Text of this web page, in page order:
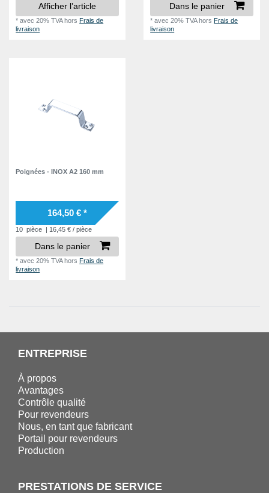
Afficher l’article
*avec 20% TVAhorsFrais de
livraison
Dans le panier
*avec 20% TVAhorsFrais de
livraison
Poignées - INOX A2 160 mm
164,50 € *
10 pièce | 16,45 € / pièce
Dans le panier
*avec 20% TVAhorsFrais de
livraison
ENTREPRISE
À propos
Avantages
Contrôle qualité
Pour revendeurs
Nous, en tant que fabricant
Portail pour revendeurs
Production
PRESTATIONS DE SERVICE